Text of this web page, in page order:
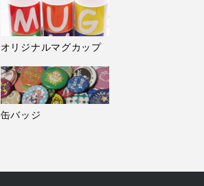
オリジナルマグカップ
缶バッジ